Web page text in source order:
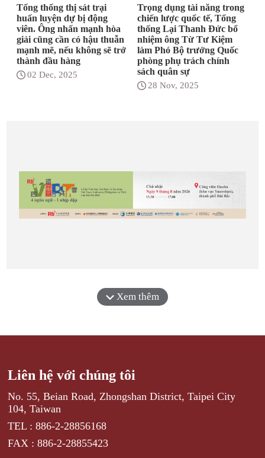
Tổng thống thị sát trại
huấn luyện dự bị động
viên. Ông nhấn mạnh hòa
giải cũng cần có hậu thuẫn
mạnh mẽ, nếu không sẽ trở
thành đầu hàng
02 Dec, 2025
Trọng dụng tài năng trong
chiến lược quốc tế, Tổng
thống Lại Thanh Đức bổ
nhiệm ông Từ Tư Kiệm
làm Phó Bộ trưởng Quốc
phòng phụ trách chính
sách quân sự
28 Nov, 2025
Xem thêm
Liên hệ với chúng tôi
No. 55, Beian Road, Zhongshan District, Taipei City
104, Taiwan
TEL : 886-2-28856168
FAX : 886-2-28855423